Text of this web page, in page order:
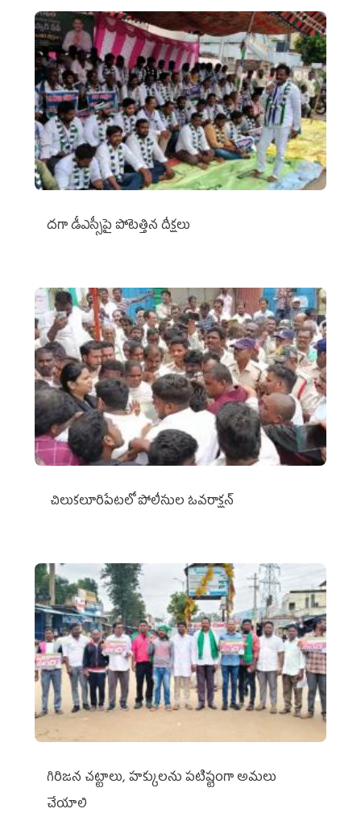
దగా డీఎస్సీపై పోటెత్తిన దీక్షలు
చిలుక‌లూరిపేట‌లో పోలీసుల ఓవ‌రాక్ష‌న్‌
గిరిజన చట్టాలు, హక్కులను పటిష్టంగా అమలు
చేయాలి